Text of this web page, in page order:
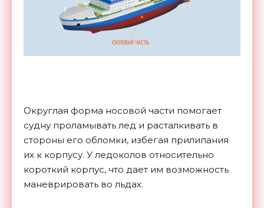
Округлая форма носовой части помогает
судну проламывать лед и расталкивать в
стороны его обломки, избегая прилипания
их к корпусу. У ледоколов относительно
короткий корпус, что дает им возможность
маневрировать во льдах.